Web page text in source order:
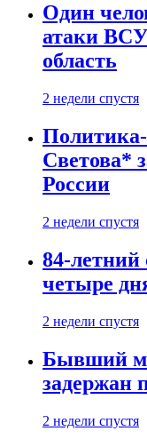
Один
атаки
область
2 недели спустя
Светова*
России
2 недели спустя
84-летний
четыре
2 недели спустя
Бывший
задержан
2 недели спустя